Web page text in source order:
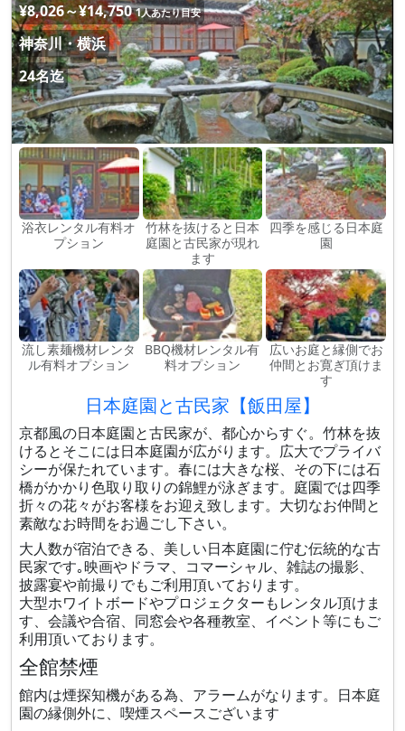
¥8,026～¥14,750 1人あたり目安
神奈川・横浜
24名迄
浴衣レンタル有料オ
プション
竹林を抜けると日本
庭園と古民家が現れ
ます
四季を感じる日本庭
園
流し素麺機材レンタ
ル有料オプション
BBQ機材レンタル有
料オプション
広いお庭と縁側でお
仲間とお寛ぎ頂けま
す
日本庭園と古民家【飯田屋】
京都風の日本庭園と古民家が、都心からすぐ。竹林を抜
けるとそこには日本庭園が広がります。広大でプライバ
シーが保たれています。春には大きな桜、その下には石
橋がかかり色取り取りの錦鯉が泳ぎます。庭園では四季
折々の花々がお客様をお迎え致します。大切なお仲間と
素敵なお時間をお過ごし下さい。
大人数が宿泊できる、美しい日本庭園に佇む伝統的な古
民家です｡映画やドラマ、コマーシャル、雑誌の撮影、
披露宴や前撮りでもご利用頂いております。
大型ホワイトボードやプロジェクターもレンタル頂けま
す、会議や合宿、同窓会や各種教室、イベント等にもご
利用頂いております。
全館禁煙
館内は煙探知機がある為、アラームがなります。日本庭
園の縁側外に、喫煙スペースございます